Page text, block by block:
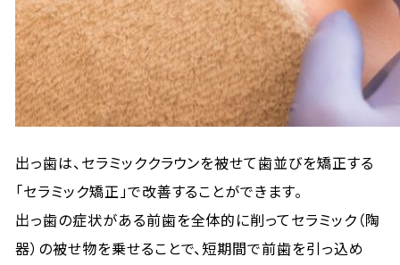
出っ歯は、セラミッククラウンを被せて歯並びを矯正する
「セラミック矯正」で改善することができます。
出っ歯の症状がある前歯を全体的に削ってセラミック（陶
器）の被せ物を乗せることで、短期間で前歯を引っ込め